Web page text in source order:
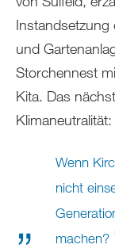
Instandsetzung
und
Storchennest
Kita. Das
Klimaneutralität:
Wenn
nicht
machen?